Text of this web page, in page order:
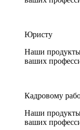
Юристу
Наши
ваших
Кадровому
Наши
ваших